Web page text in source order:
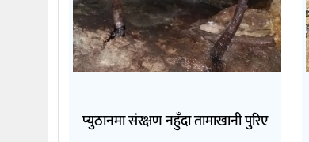
प्युठानमा संरक्षण नहुँदा तामाखानी पुरिए